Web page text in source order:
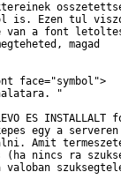
is. Ezen tul
van a font
magad
face="symbol">
"
ES INSTALLALT
egy a serveren
Amit
nincs ra